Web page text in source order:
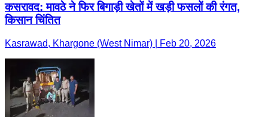
कसरावद: मावठे ने फिर बिगाड़ी खेतों में खड़ी फसलों की रंगत,
किसान चिंतित
Kasrawad, Khargone (West Nimar) | Feb 20, 2026